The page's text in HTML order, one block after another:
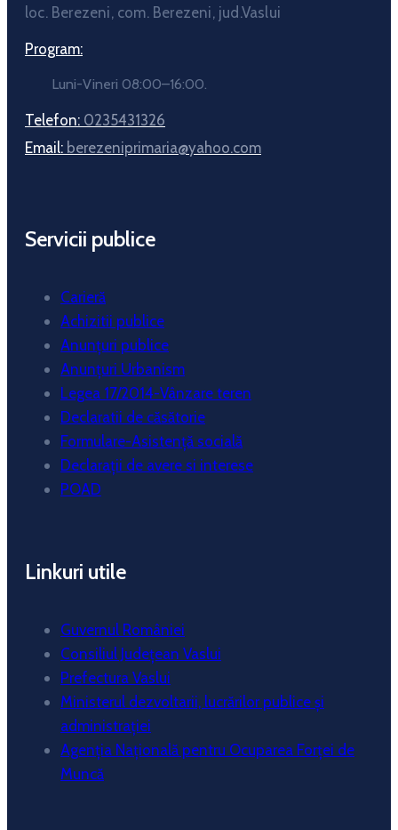
loc. Berezeni, com. Berezeni, jud.Vaslui
Program:
Luni-Vineri 08:00–16:00.
Telefon: 0235431326
Email: berezeniprimaria@yahoo.com
Servicii publice
Carieră
Achizitii publice
Anunțuri publice
Anunțuri Urbanism
Legea 17/2014-Vânzare teren
Declaratii de căsătorie
Formulare-Asistență socială
Declarații de avere si interese
POAD
Linkuri utile
Guvernul României
Consiliul Județean Vaslui
Prefectura Vaslui
Ministerul dezvoltarii, lucrărilor publice și
administrației
Agenția Națională pentru Ocuparea Forței de
Muncă